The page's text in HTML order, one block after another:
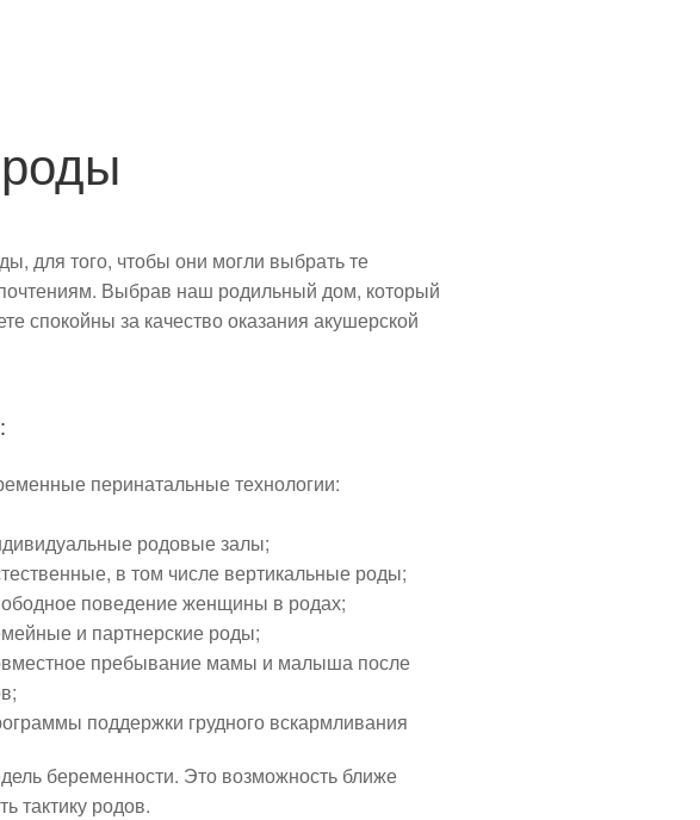
для того, чтобы они могли выбрать те
Выбрав наш родильный дом, который
спокойны за качество оказания акушерской
перинатальные технологии:
родовые залы;
в том числе вертикальные роды;
поведение женщины в родах;
и партнерские роды;
пребывание мамы и малыша после
поддержки грудного вскармливания
беременности. Это возможность ближе
тактику родов.